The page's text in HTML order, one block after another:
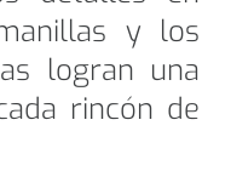
y los
logran una
rincón de